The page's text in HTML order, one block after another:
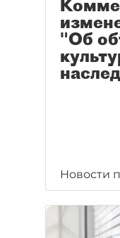
"Об
Новости